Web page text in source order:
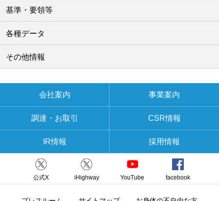
基準・要領等
各種データ
その他情報
会社案内 事業案内
調達・お取引 CSR情報
IR情報 採用情報
公式X iHighway YouTube facebook